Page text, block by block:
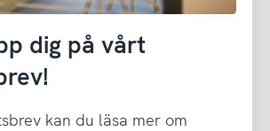
dig på vårt
kan du läsa mer om